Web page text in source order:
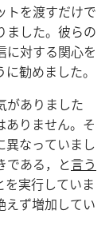
トを渡すだけで
ました。彼らの
に対する関心を
勧めました。
がありました
ありません。そ
異なっていまし
である，と言う
実行していま
えず増加してい